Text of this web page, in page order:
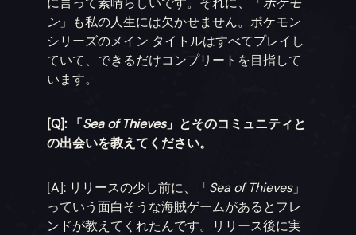
ン」も私の人生には欠かせません。ポケモン
シリーズのメイン タイトルはすべてプレイし
ていて、できるだけコンプリートを目指して
います。
[Q]: 「Sea of Thieves」とそのコミュニティと
の出会いを教えてください。
[A]: リリースの少し前に、「Sea of Thieves」
っていう面白そうな海賊ゲームがあるとフレ
ンドが教えてくれたんです。リリース後に実